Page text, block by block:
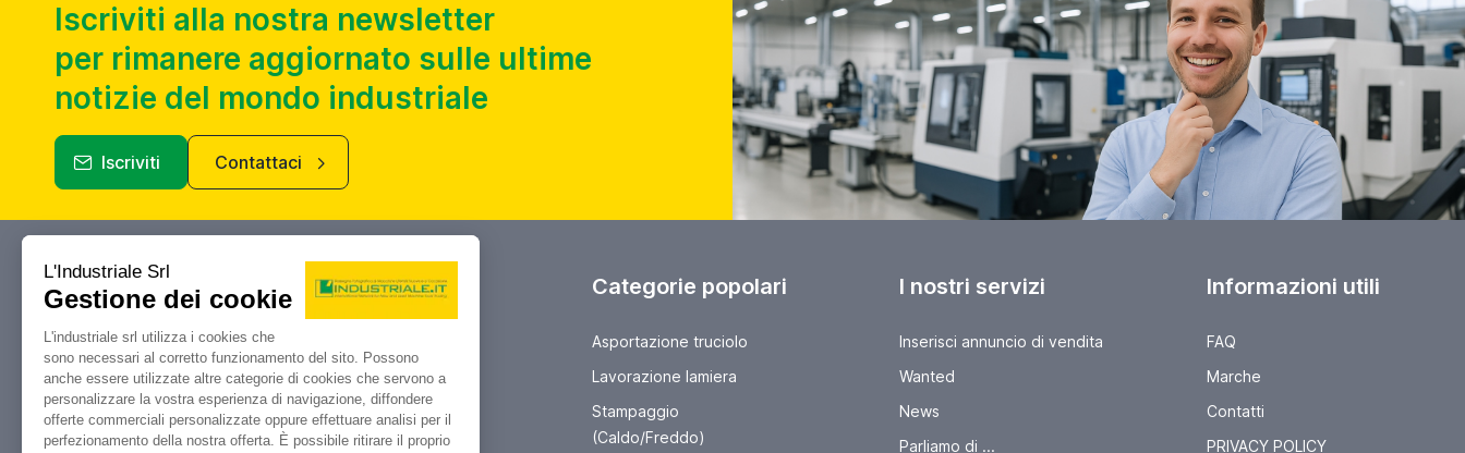
Iscriviti alla nostra newsletter
per rimanere aggiornato sulle ultime
notizie del mondo industriale
Iscriviti Contattaci
Industriale.it
Il tuo portale di riferimento per
compravendita, aste e liquidazioni di
macchine utensili e macchinari
industriali.
Categorie popolari
Asportazione truciolo
Lavorazione lamiera
Stampaggio
(Caldo/Freddo)
I nostri servizi
Inserisci annuncio di vendita
Wanted
News
Parliamo di ...
Informazioni utili
FAQ
Marche
Contatti
PRIVACY POLICY